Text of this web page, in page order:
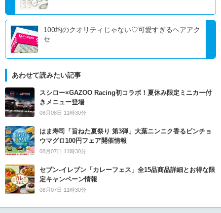
100均のクオリティじゃない♡可愛すぎるヘアアク
セ
あわせて読みたい記事
スシロー×GAZOO Racing初コラボ！夏休み限定ミニカー付
きメニュー登場
08月08日 11時30分
はま寿司「旨ねた夏祭り 第3弾」大葉ニンニク香るビンチョ
ウマグロ100円フェア開催情報
08月07日 11時30分
セブン‐イレブン「カレーフェス」全15品商品詳細とお得な限
定キャンペーン情報
08月07日 11時30分